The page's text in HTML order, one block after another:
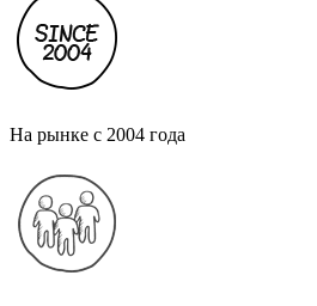
На рынке с 2004 года